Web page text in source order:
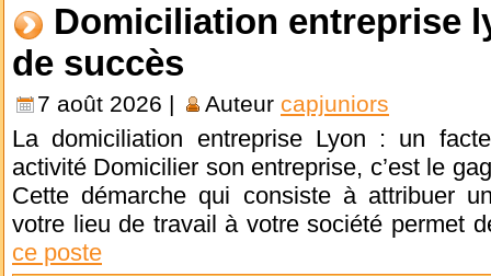
Domiciliation entreprise
de succès
7 août 2026 | Auteur capjuniors
La domiciliation entreprise Lyon : un
activité Domicilier son entreprise, c’est le
Cette démarche qui consiste à attribuer
votre lieu de travail à votre société permet
ce poste